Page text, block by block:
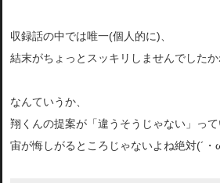
収録話の中では唯一(個人的に)、
結末がちょっとスッキリしませんでした
なんていうか、
翔くんの提案が「違うそうじゃない」って
宙が悔しがるところじゃないよね絶対(´・